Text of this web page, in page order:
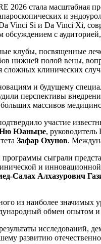
2026 стала
и
Vinci Si и Da Vinci Xi,
с
клубы, посвященные
нижней полой вены,
сложных клинических
и будущему
перспективы
массивов
участие
Юаньцзе, руководитель
Зафар Охунов.
сыграли
и
Салах Алхазурович
из наиболее
обмен опытом и
исследований,
развитию